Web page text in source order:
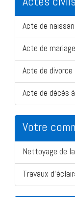
Acte de
Acte de
Acte de divorce
Acte de décès
Votre
Nettoyage de
Travaux